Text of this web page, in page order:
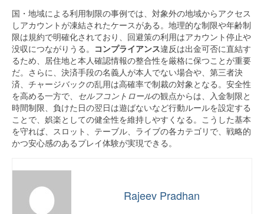
国・地域による利用制限の事例では、対象外の地域からアクセス
しアカウントが凍結されたケースがある。地理的な制限や年齢制
限は規約で明確化されており、回避策の利用はアカウント停止や
没収につながりうる。 コンプライアンス違反は出金可否に直結す
るため、居住地と本人確認情報の整合性を厳格に保つことが重要
だ。さらに、決済手段の名義人が本人でない場合や、第三者決
済、チャージバックの乱用は高確率で制裁の対象となる。安全性
を高める一方で、 セルフコントロールの観点からは、入金制限と
時間制限、負けた日の翌日は遊ばないなど行動ルールを設定する
ことで、娯楽としての健全性を維持しやすくなる。こうした基本
を守れば、スロット、テーブル、ライブの各カテゴリで、戦略的
かつ安心感のあるプレイ体験が実現できる。
Rajeev Pradhan